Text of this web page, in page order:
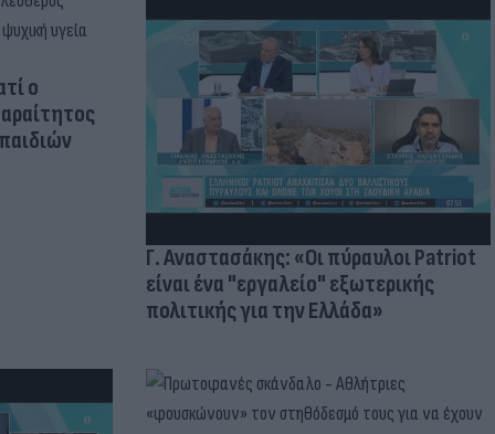
ο
Γ. Αναστασάκης: «Οι πύραυλοι Patriot
είναι ένα "εργαλείο" εξωτερικής
πολιτικής για την Ελλάδα»